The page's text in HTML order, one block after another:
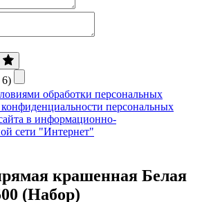
6)
обработки персональных
персональных
в информационно-
сети "Интернет"
крашенная Белая
(Набор)